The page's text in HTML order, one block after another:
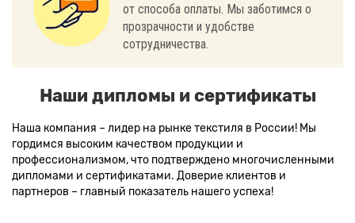
от способа оплаты. Мы заботимся о
прозрачности и удобстве
сотрудничества.
Наши дипломы и сертификаты
Наша компания – лидер на рынке текстиля в России! Мы
гордимся высоким качеством продукции и
профессионализмом, что подтверждено многочисленными
дипломами и сертификатами. Доверие клиентов и
партнеров – главный показатель нашего успеха!